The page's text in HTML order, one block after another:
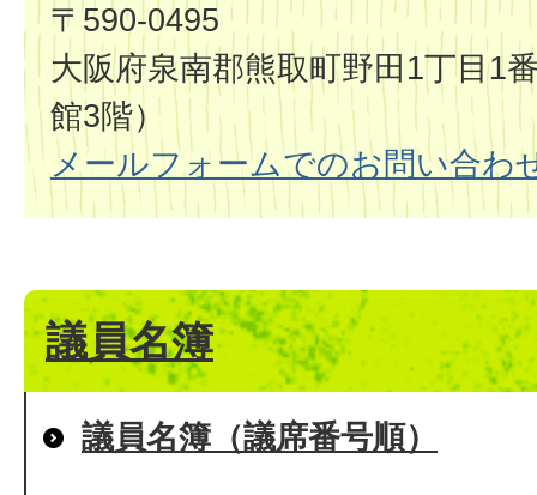
〒590-0495
大阪府泉南郡熊取町野田1丁目1
館3階）
メールフォームでのお問い合わ
議員名簿
議員名簿（議席番号順）